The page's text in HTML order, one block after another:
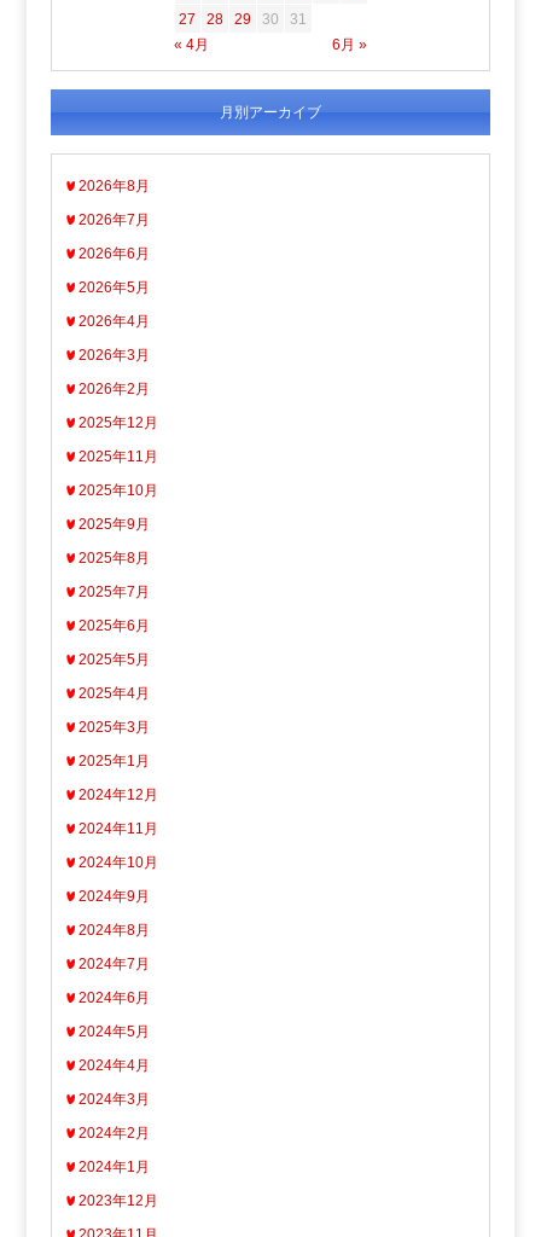
« 4月 6月 »
27
28 29 30 31
月別アーカイブ
2026年8月
2026年7月
2026年6月
2026年5月
2026年4月
2026年3月
2026年2月
2025年12月
2025年11月
2025年10月
2025年9月
2025年8月
2025年7月
2025年6月
2025年5月
2025年4月
2025年3月
2025年1月
2024年12月
2024年11月
2024年10月
2024年9月
2024年8月
2024年7月
2024年6月
2024年5月
2024年4月
2024年3月
2024年2月
2024年1月
2023年12月